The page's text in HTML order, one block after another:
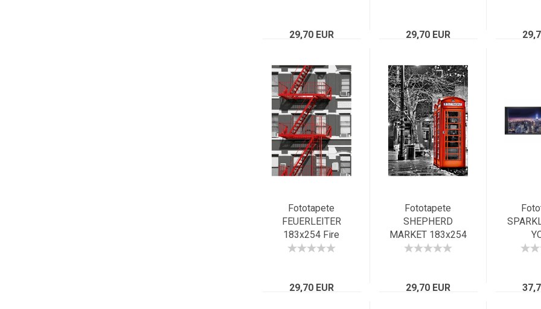
29,70 EUR
29,70 EUR
Fototapete
FEUERLEITER
183x254 Fire
Escape New York
29,70 EUR
Fototapete
SHEPHERD
MARKET 183x254
rote englische
29,70 EUR